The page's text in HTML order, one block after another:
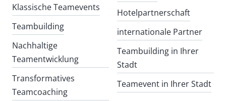
Klassische Teamevents
Teambuilding
Nachhaltige
Teamentwicklung
Transformatives
Teamcoaching
Hotelpartnerschaft
internationale Partner
Teambuilding in Ihrer
Stadt
Teamevent in Ihrer Stadt